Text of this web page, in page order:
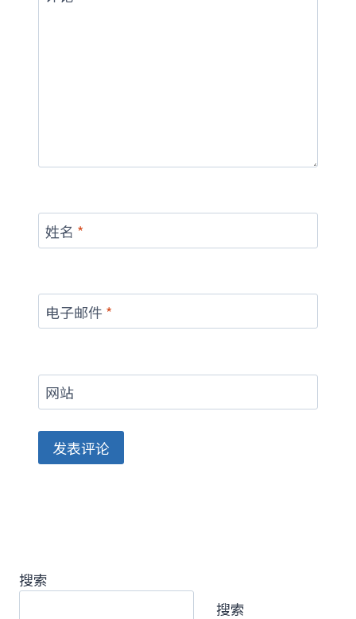
姓名 *
电子邮件 *
网站
搜索
搜索